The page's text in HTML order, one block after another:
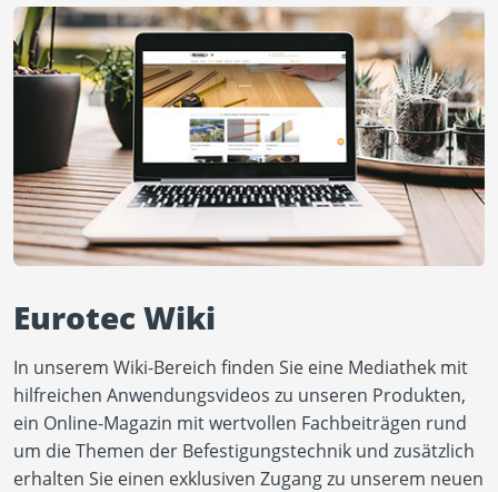
Eurotec Wiki
In unserem Wiki-Bereich finden Sie eine Mediathek mit
hilfreichen Anwendungsvideos zu unseren Produkten,
ein Online-Magazin mit wertvollen Fachbeiträgen rund
um die Themen der Befestigungstechnik und zusätzlich
erhalten Sie einen exklusiven Zugang zu unserem neuen